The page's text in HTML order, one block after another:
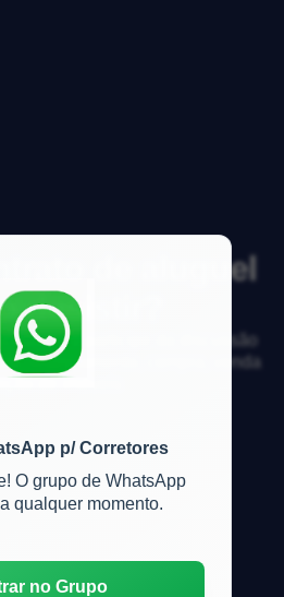
p/ Corretores
O grupo de WhatsApp
qualquer momento.
no Grupo
de aluguel
desistir?
e participe da discussão
financiamento, compra, venda
de imóveis